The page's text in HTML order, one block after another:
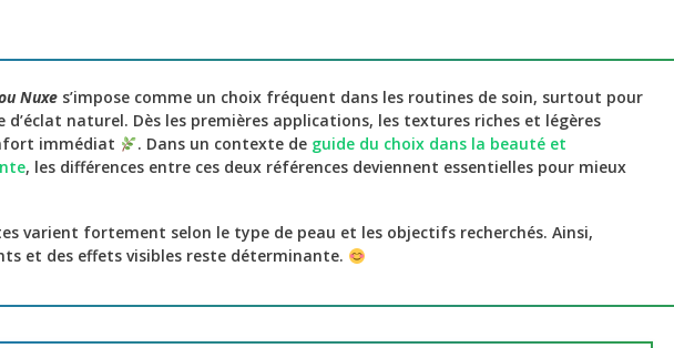
Nuxe s’impose comme un choix fréquent dans les routines de soin, surtout pour
d’éclat naturel. Dès les premières applications, les textures riches et légères
immédiat
. Dans un contexte de guide du choix dans la beauté et
, les différences entre ces deux références deviennent essentielles pour mieux
varient fortement selon le type de peau et les objectifs recherchés. Ainsi,
et des effets visibles reste déterminante.